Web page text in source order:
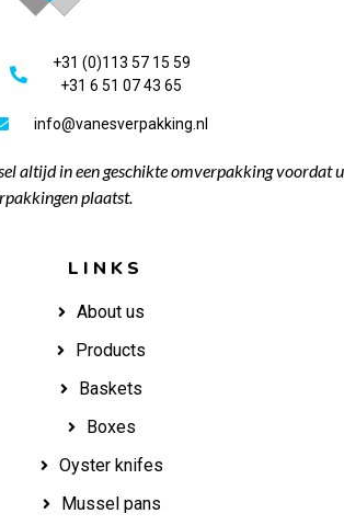
+31 (0)113 57 15 59
+31 6 51 07 43 65
info@vanesverpakking.nl
altijd in een geschikte omverpakking voordat u
plaatst.
LINKS
About us
Products
Baskets
Boxes
Oyster knifes
Mussel pans